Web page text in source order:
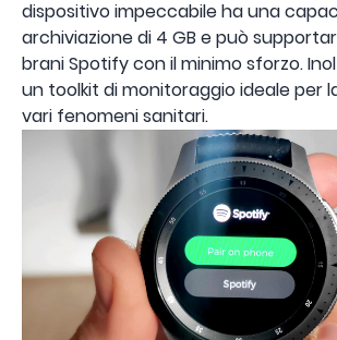
dispositivo impeccabile ha una
archiviazione di 4 GB e può
brani Spotify con il minimo sforzo.
un toolkit di monitoraggio ideale per
vari fenomeni sanitari.